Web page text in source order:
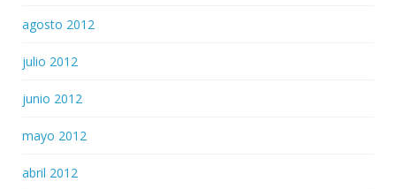
agosto 2012
julio 2012
junio 2012
mayo 2012
abril 2012